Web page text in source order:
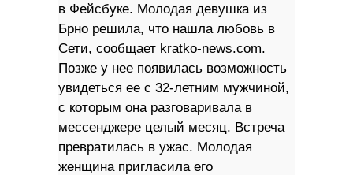
в Фейсбуке. Молодая девушка из
Брно решила, что нашла любовь в
Сети, сообщает kratko-news.com.
Позже у нее появилась возможность
увидеться ее с 32-летним мужчиной,
с которым она разговаривала в
мессенджере целый месяц. Встреча
превратилась в ужас. Молодая
женщина пригласила его